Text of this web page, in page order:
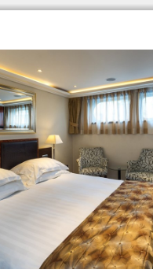
AUSWÄHLEN
KABINE
Balkonkabine-[AA]
Violin Deck
Balkonkabine
CHF 8'894.00
KABINE